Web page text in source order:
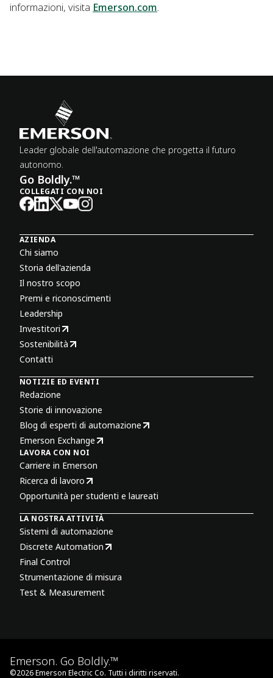
informazioni, visita Emerson.com.
Leader globale dell'automazione che progetta il futuro
autonomo.
Go Boldly.™
COLLEGATI CON NOI
AZIENDA
Chi siamo
Storia dell'azienda
Il nostro scopo
Premi e riconoscimenti
Leadership
Investitori
Sostenibilità
Contatti
NOTIZIE ED EVENTI
Redazione
Storie di innovazione
Blog di esperti di automazione
Emerson Exchange
LAVORA CON NOI
Carriere in Emerson
Ricerca di lavoro
Opportunità per studenti e laureati
LA NOSTRA ATTIVITÀ
Sistemi di automazione
Discrete Automation
Final Control
Strumentazione di misura
Test & Measurement
Emerson. Go Boldly.™
©2026Emerson Electric Co. Tutti i diritti riservati.